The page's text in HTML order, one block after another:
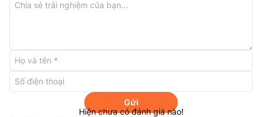
lưu lượng gió mà còn giảm thiểu tiếng ồn khi hoạt
gian dài sử dụng.
9 cấp độ gió – Tùy chỉnh linh hoạt theo nhu
cầu
Không gian cần sự yên tĩnh nhẹ nhàng hay làm mát
Gửi
Hiện chưa có đánh giá nào!